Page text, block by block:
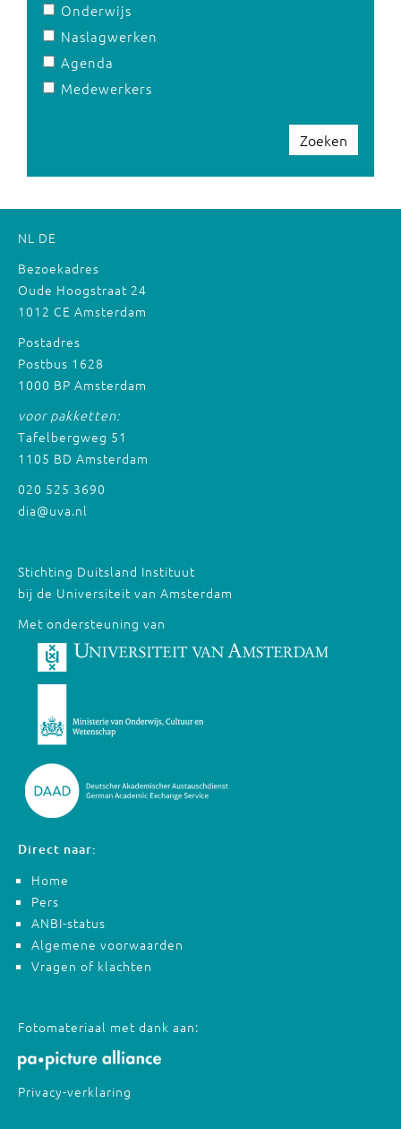
Onderwijs
Naslagwerken
Agenda
Medewerkers
Zoeken
NL DE
Bezoekadres
Oude Hoogstraat 24
1012 CE Amsterdam
Postadres
Postbus 1628
1000 BP Amsterdam
voor pakketten:
Tafelbergweg 51
1105 BD Amsterdam
020 525 3690
dia@uva.nl
Stichting Duitsland Instituut
bij de Universiteit van Amsterdam
Met ondersteuning van
Direct naar:
Home
Pers
ANBI-status
Algemene voorwaarden
Vragen of klachten
Fotomateriaal met dank aan:
Privacy-verklaring